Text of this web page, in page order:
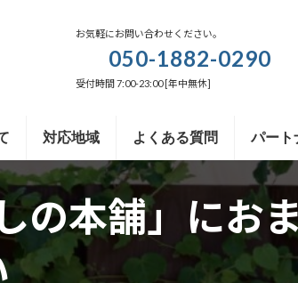
お気軽にお問い合わせください。
050-1882-0290
受付時間 7:00-23:00 [年中無休]
対応地域 よくある質問 パート
の本舗」にお